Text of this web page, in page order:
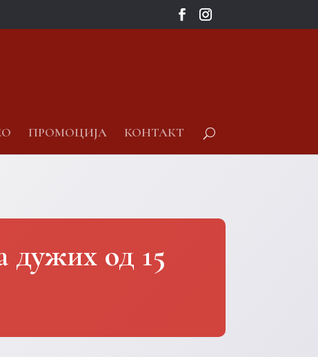
ПРОМОЦИЈА КОНТАКТ
дужих од 15